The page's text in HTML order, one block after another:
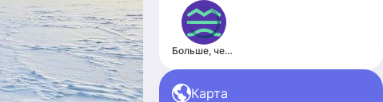
Больше, чем путешествие
Карта